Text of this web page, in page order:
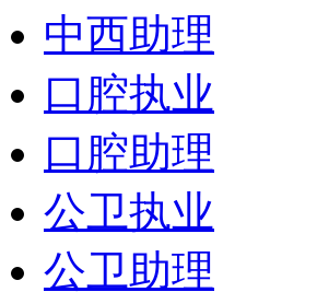
中西助理
口腔执业
口腔助理
公卫执业
公卫助理